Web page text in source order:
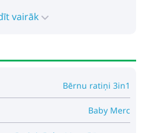
horizontālām stāvoklim
uzliktņiem
ar kāju sadalītāju
pret caurduršanu, ātri
vairāk
Bērnu ratiņi 3in1
Baby Merc